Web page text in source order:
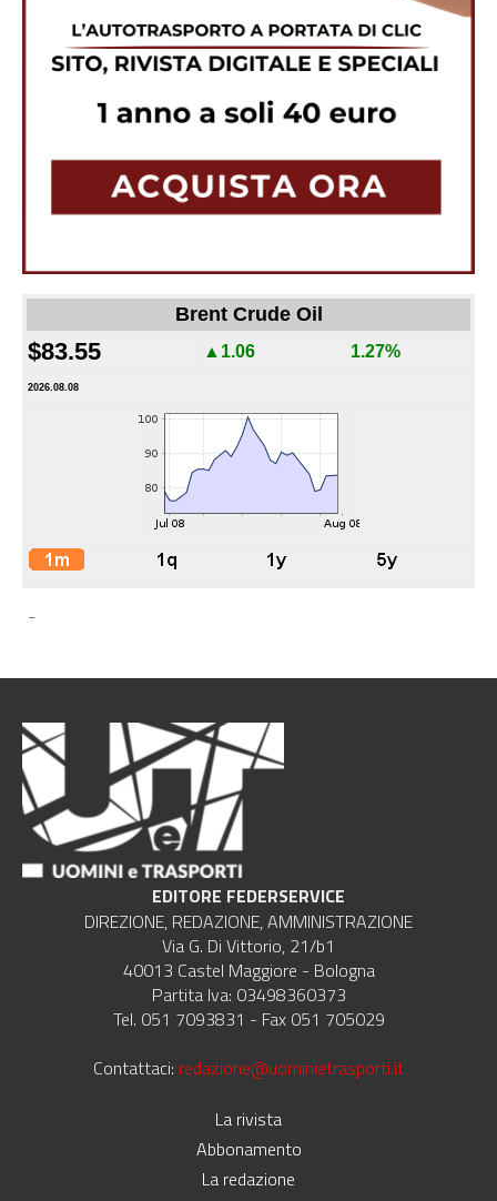
Brent Crude Oil
$83.55 ▲1.06 1.27%
2026.08.08
-
EDITORE FEDERSERVICE
DIREZIONE, REDAZIONE, AMMINISTRAZIONE
Via G. Di Vittorio, 21/b1
40013 Castel Maggiore - Bologna
Partita Iva: 03498360373
Tel. 051 7093831 - Fax 051 705029
Contattaci: redazione@uominietrasporti.it
La rivista
Abbonamento
La redazione